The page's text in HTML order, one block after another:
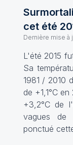
cet été
Dernière mise à
L'été 2015
Sa
1981 / 2010
de +1,1°C
+3,2°C de
vagues de
ponctué